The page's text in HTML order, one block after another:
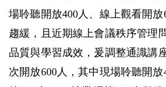
場聆聽開放400人、線上觀看開放
趨緩，且近期線上會議秩序管理
品質與學習成效，爰調整通識講
次開放600人，其中現場聆聽開放